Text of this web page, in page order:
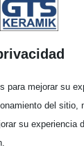
para mejorar su
del sitio,
su experiencia